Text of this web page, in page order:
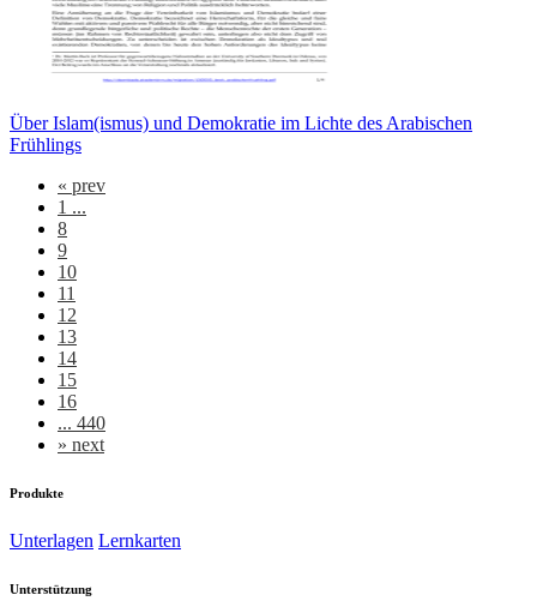
Über Islam(ismus) und Demokratie im Lichte des Arabischen
Frühlings
« prev
1 ...
8
9
10
11
12
13
14
15
16
... 440
» next
Produkte
Unterlagen Lernkarten
Unterstützung